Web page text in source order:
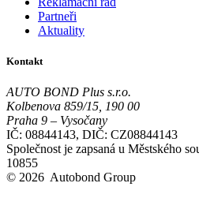
Partneři
Aktuality
Kontakt
AUTO BOND Plus s.r.o.
Kolbenova 859/15, 190 00
Praha 9 – Vysočany
IČ: 08844143, DIČ: CZ08844143
Společnost je zapsaná u Městského
10855
© 2026 Autobond Group